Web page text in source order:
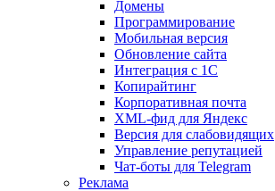
Домены
Программирование
Мобильная версия
Обновление сайта
Интеграция с 1С
Копирайтинг
Корпоративная почта
XML-фид для Яндекс
Версия для слабовидящих
Управление репутацией
Чат-боты для Telegram
Реклама